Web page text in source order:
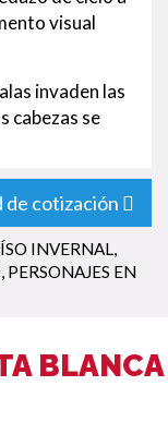
visual
invaden las
cabezas se
de cotización
INVERNAL,
, PERSONAJES EN
BLANCA